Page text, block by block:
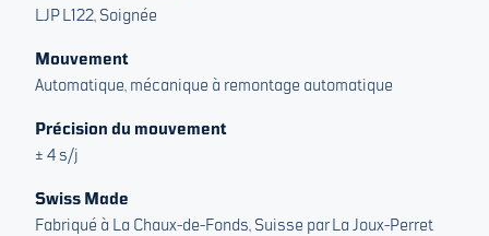
LJP L122, Soignée
Mouvement
Automatique, mécanique à remontage automatique
Précision du mouvement
± 4 s/j
Swiss Made
Fabriqué à La Chaux-de-Fonds, Suisse par La Joux-Perret